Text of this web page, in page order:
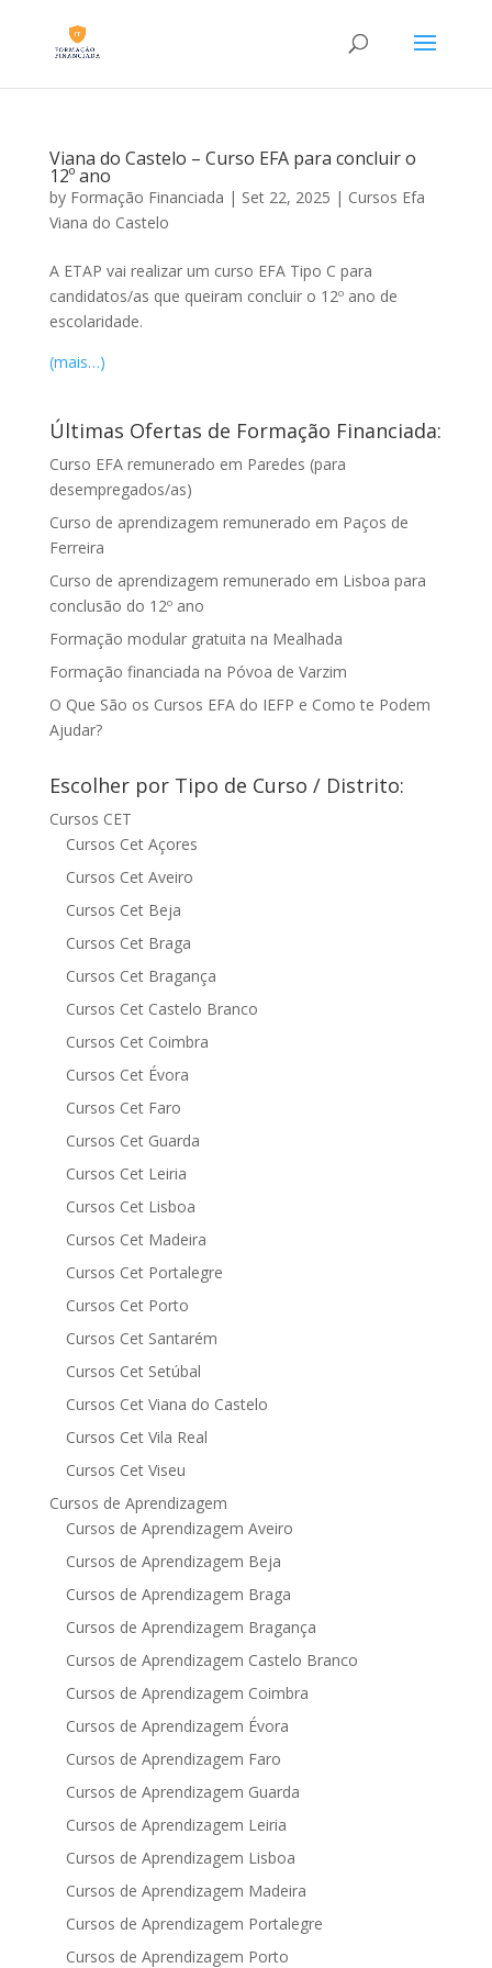
Viana do Castelo – Curso EFA para concluir o
12º ano
by Formação Financiada | Set 22, 2025 | Cursos Efa
Viana do Castelo
A ETAP vai realizar um curso EFA Tipo C para
candidatos/as que queiram concluir o 12º ano de
escolaridade.
(mais…)
Últimas Ofertas de Formação Financiada:
Curso EFA remunerado em Paredes (para
desempregados/as)
Curso de aprendizagem remunerado em Paços de
Ferreira
Curso de aprendizagem remunerado em Lisboa para
conclusão do 12º ano
Formação modular gratuita na Mealhada
Formação financiada na Póvoa de Varzim
O Que São os Cursos EFA do IEFP e Como te Podem
Ajudar?
Escolher por Tipo de Curso / Distrito:
Cursos CET
Cursos Cet Açores
Cursos Cet Aveiro
Cursos Cet Beja
Cursos Cet Braga
Cursos Cet Bragança
Cursos Cet Castelo Branco
Cursos Cet Coimbra
Cursos Cet Évora
Cursos Cet Faro
Cursos Cet Guarda
Cursos Cet Leiria
Cursos Cet Lisboa
Cursos Cet Madeira
Cursos Cet Portalegre
Cursos Cet Porto
Cursos Cet Santarém
Cursos Cet Setúbal
Cursos Cet Viana do Castelo
Cursos Cet Vila Real
Cursos Cet Viseu
Cursos de Aprendizagem
Cursos de Aprendizagem Aveiro
Cursos de Aprendizagem Beja
Cursos de Aprendizagem Braga
Cursos de Aprendizagem Bragança
Cursos de Aprendizagem Castelo Branco
Cursos de Aprendizagem Coimbra
Cursos de Aprendizagem Évora
Cursos de Aprendizagem Faro
Cursos de Aprendizagem Guarda
Cursos de Aprendizagem Leiria
Cursos de Aprendizagem Lisboa
Cursos de Aprendizagem Madeira
Cursos de Aprendizagem Portalegre
Cursos de Aprendizagem Porto